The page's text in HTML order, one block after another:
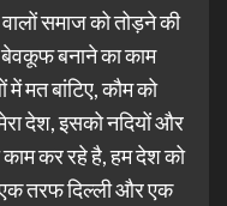
समाज को तोड़ने की
बेवकूफ बनाने का काम
मत बांटिए, कौम को
देश, इसको नदियों और
काम कर रहे है, हम देश को
तरफ दिल्ली और एक